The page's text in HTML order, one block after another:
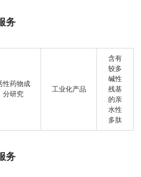
务
性药物成
分研究
工业化产品
含有
较多
碱性
残基
的亲
水性
多肽
务